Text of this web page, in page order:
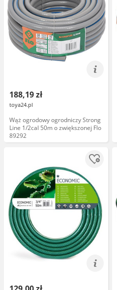
188,19 zł
toya24.pl
Wąż ogrodowy ogrodniczy Strong
Line 1/2cal 50m o zwiększonej Flo
89292